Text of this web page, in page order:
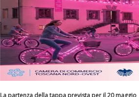
La partenza della tappa prevista per il 20 maggio